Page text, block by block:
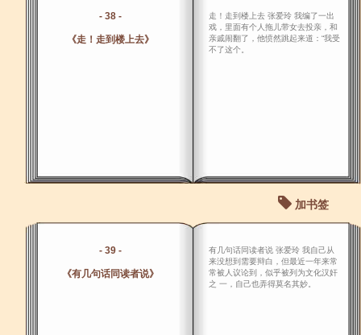
- 38 -
《走！走到楼上去》
走！走到楼上去 张爱玲 我编了一出
戏，里面有个人拖儿带女去投亲，和
亲戚闹翻了，他愤然跳起来道：“我受
不了这个。
加书签
- 39 -
《有几句话同读者说》
有几句话同读者说 张爱玲 我自己从
来没想到需要辩白，但最近一年来常
常被人议论到，似乎被列为文化汉奸
之 一，自己也弄得莫名其妙。